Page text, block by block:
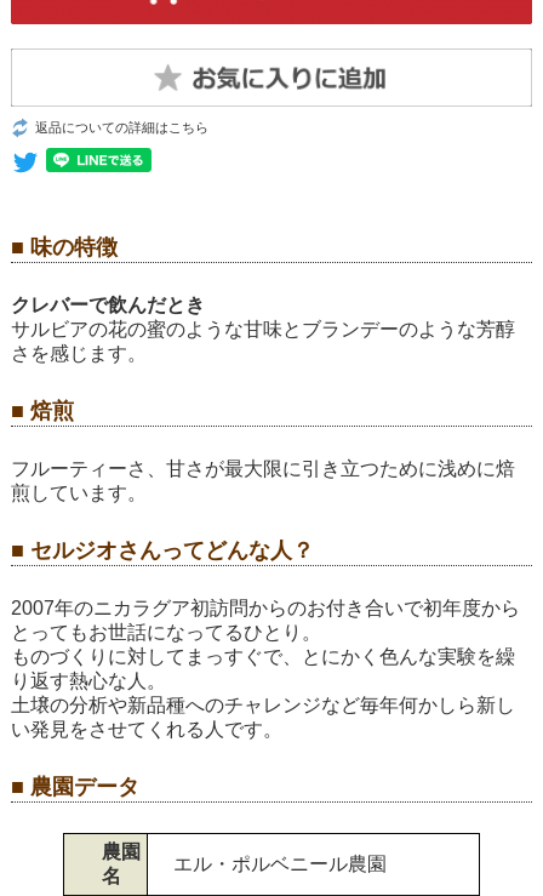
返品についての詳細はこちら
■ 味の特徴
クレバーで飲んだとき
サルビアの花の蜜のような甘味とブランデーのような芳醇
さを感じます。
■ 焙煎
フルーティーさ、甘さが最大限に引き立つために浅めに焙
煎しています。
■ セルジオさんってどんな人？
2007年のニカラグア初訪問からのお付き合いで初年度から
とってもお世話になってるひとり。
ものづくりに対してまっすぐで、とにかく色んな実験を繰
り返す熱心な人。
土壌の分析や新品種へのチャレンジなど毎年何かしら新し
い発見をさせてくれる人です。
■ 農園データ
農園
名
エル・ポルベニール農園